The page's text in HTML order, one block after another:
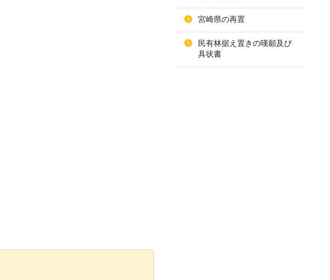
宮崎県の再置
民有林据え置きの嘆願及び
具状書